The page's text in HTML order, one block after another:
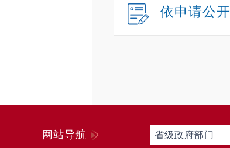
依申请公开
网站导航 省级政府部门